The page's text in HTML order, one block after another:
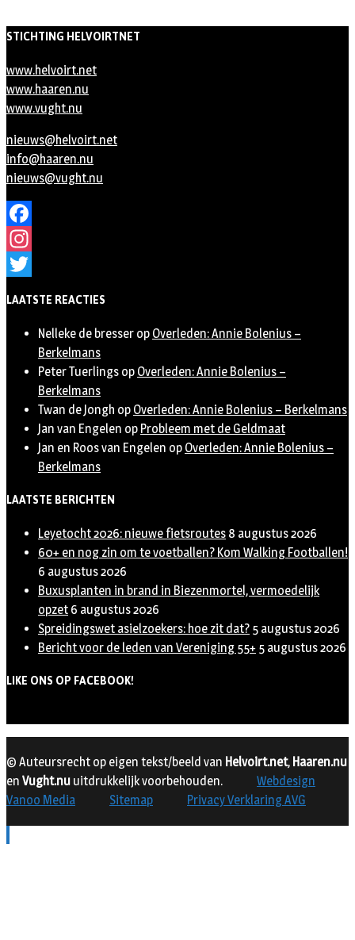
STICHTING HELVOIRTNET
www.helvoirt.net
www.haaren.nu
www.vught.nu
nieuws@helvoirt.net
info@haaren.nu
nieuws@vught.nu
Facebook
Instagram
LAATSTE REACTIES
Nelleke de bresser op Overleden: Annie Bolenius –
Berkelmans
Peter Tuerlings op Overleden: Annie Bolenius –
Berkelmans
Twan de Jongh op Overleden: Annie Bolenius – Berkelmans
Jan van Engelen op Probleem met de Geldmaat
Jan en Roos van Engelen op Overleden: Annie Bolenius –
Berkelmans
LAATSTE BERICHTEN
Leyetocht 2026: nieuwe fietsroutes 8 augustus 2026
60+ en nog zin om te voetballen? Kom Walking Footballen!
6 augustus 2026
Buxusplanten in brand in Biezenmortel, vermoedelijk
opzet 6 augustus 2026
Spreidingswet asielzoekers: hoe zit dat? 5 augustus 2026
Bericht voor de leden van Vereniging 55+ 5 augustus 2026
LIKE ONS OP FACEBOOK!
© Auteursrecht op eigen tekst/beeld van Helvoirt.net, Haaren.nu
en Vught.nu uitdrukkelijk voorbehouden.
Webdesign
Vanoo Media
Sitemap Privacy Verklaring AVG